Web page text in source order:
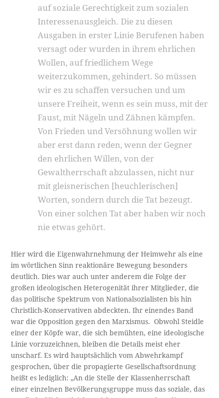
auf soziale Gerechtigkeit zum sozialen
Interessenausgleich. Die zu diesen
Ausgaben in erster Linie Berufenen haben
versagt oder wurden in ihrem ehrlichen
Wollen, auf friedlichem Wege
weiterzukommen, gehindert. So müssen
wir es zu schaffen versuchen und um
unsere Freiheit, wenn es sein muss, mit der
Faust, mit Nägeln und Zähnen kämpfen.
Von Frieden und Versöhnung wollen wir
aber erst dann reden, wenn der Gegner
den ehrlichen Willen, von der
Gewaltherrschaft abzulassen, nicht nur
mit gleisnerischen [heuchlerischen]
Worten, sondern durch die Tat bezeugt.
Von einer solchen Tat aber haben wir noch
nie etwas gehört.
Hier wird die Eigenwahrnehmung der Heimwehr als eine
im wörtlichen Sinn reaktionäre Bewegung besonders
deutlich. Dies war auch unter anderem die Folge der
großen ideologischen Heterogenität ihrer Mitglieder, die
das politische Spektrum von Nationalsozialisten bis hin
Christlich-Konservativen abdeckten. Ihr einendes Band
war die Opposition gegen den Marxismus. Obwohl Steidle
einer der Köpfe war, die sich bemühten, eine ideologische
Linie vorzuzeichnen, bleiben die Details meist eher
unscharf. Es wird hauptsächlich vom Abwehrkampf
gesprochen, über die propagierte Gesellschaftsordnung
heißt es lediglich: „An die Stelle der Klassenherrschaft
einer einzelnen Bevölkerungsgruppe muss das soziale, das